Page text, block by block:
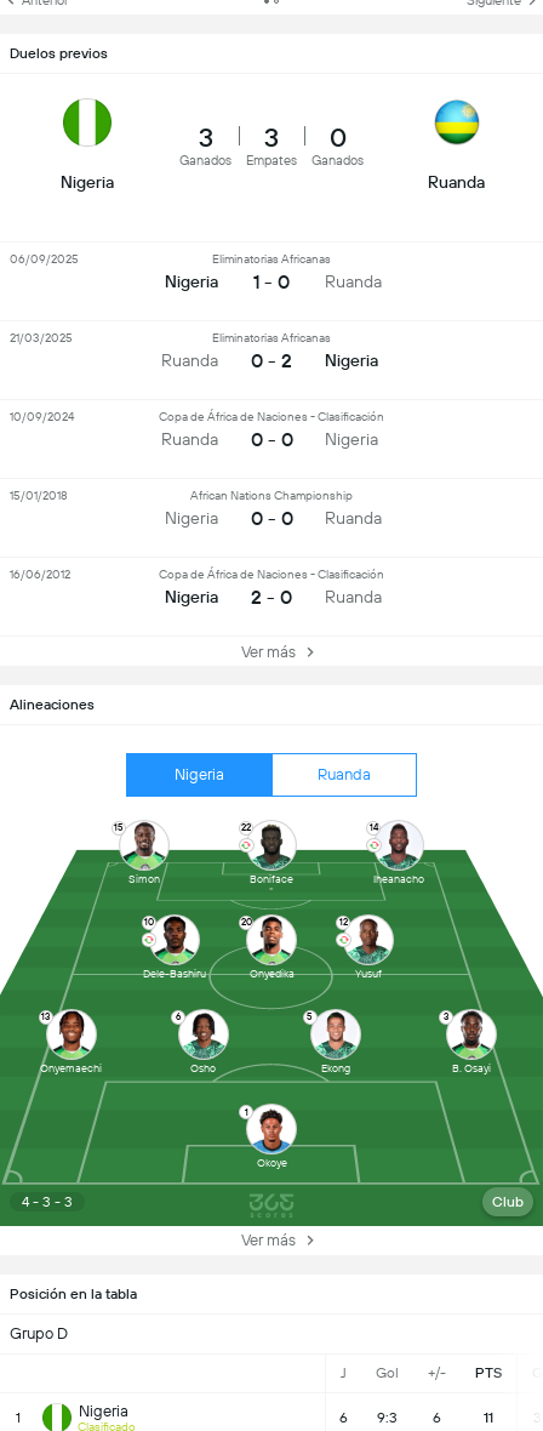
Posición en la tabla
Grupo D
J Gol +/- PTS
1 Nigeria
Clasificado
6 9:3 6 11 3
Alineaciones
Nigeria Ruanda
4 - 3 - 3 Club
1
Okoye
13
Onyemaechi
6
Osho
5
Ekong
3
B. Osayi
10
Dele-Bashiru
20
Onyedika
12
Yusuf
15
Simon
22
Boniface
14
Iheanacho
Ver más
Duelos previos
Nigeria
3
Ganados
3
Empates
0
Ganados
Ruanda
Nigeria
Eliminatorias Africanas
1 - 0 Ruanda
06/09/2025
Ruanda
Eliminatorias Africanas
0 - 2 Nigeria
21/03/2025
Ruanda
Copa de África de Naciones - Clasificación
0 - 0 Nigeria
10/09/2024
Nigeria
African Nations Championship
0 - 0 Ruanda
15/01/2018
Nigeria
Copa de África de Naciones - Clasificación
2 - 0 Ruanda
16/06/2012
Ver más